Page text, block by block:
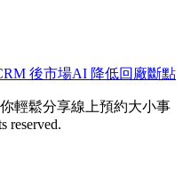
後市場AI 降低回廠斷點
reserved.